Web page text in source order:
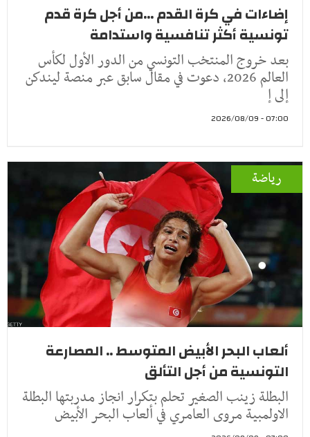
إضاءات في كرة القدم ...من أجل كرة قدم
تونسية أكثر تنافسية واستدامة
بعد خروج المنتخب التونسي من الدور الأول لكأس
العالم 2026، دعوت في مقال سابق عبر منصة ليندكن
إلى إ
07:00 - 2026/08/09
رياضة
ألعاب البحر الأبيض المتوسط .. المصارعة
التونسية من أجل التألق
البطلة زينب الصغير تحلم بتكرار انجاز مدربتها البطلة
الاولمبية مروى العامري في ألعاب البحر الأبيض